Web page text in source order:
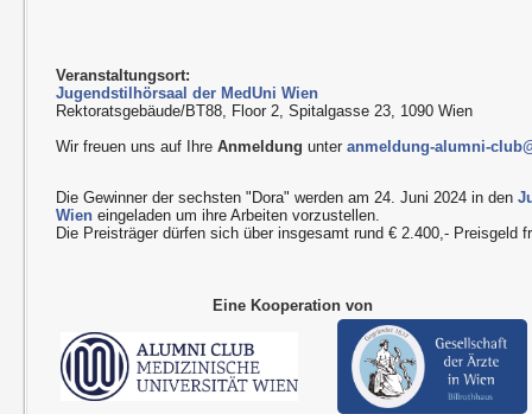
Veranstaltungsort:
Jugendstilhörsaal der MedUni Wien
Rektoratsgebäude/BT88, Floor 2, Spitalgasse 23, 1090 Wien
Wir freuen uns auf IhreAnmeldung unteranmeldung-alumni-
Die Gewinner der sechsten "Dora" werden am 24. Juni 2024 in den
Wien eingeladen um ihre Arbeiten vorzustellen.
Die Preisträger dürfen sich über insgesamt rund € 2.400,- Preisgeld
Eine Kooperation von